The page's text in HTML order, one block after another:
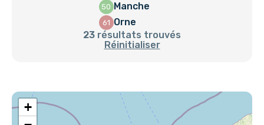
50 Manche
61 Orne
23 résultats trouvés
Réinitialiser
+